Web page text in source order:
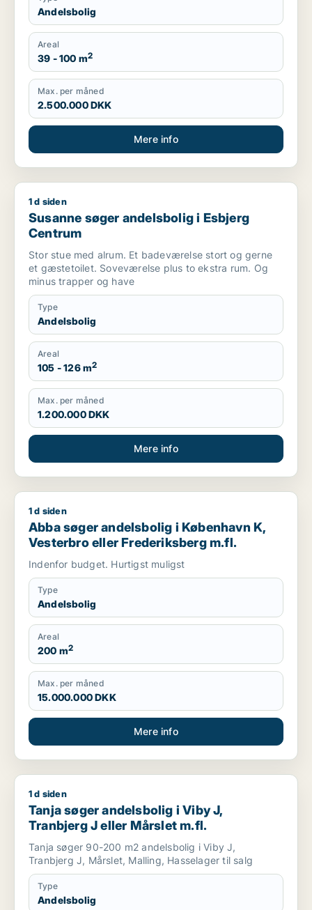
Andelsbolig
Areal
39 - 100 m2
Max. per måned
2.500.000 DKK
Mere info
Susanne søger andelsbolig i Esbjerg Centrum
1 d siden
Susanne søger andelsbolig i Esbjerg
Centrum
Stor stue med alrum. Et badeværelse stort og gerne
et gæstetoilet. Soveværelse plus to ekstra rum. Og
minus trapper og have
Type
Andelsbolig
Areal
105 - 126 m2
Max. per måned
1.200.000 DKK
Mere info
Abba søger andelsbolig i København K, Vesterbro eller
1 d siden
Abba søger andelsbolig i København K,
Vesterbro eller Frederiksberg m.fl.
Indenfor budget. Hurtigst muligst
Type
Andelsbolig
Areal
200 m2
Max. per måned
15.000.000 DKK
Mere info
Tanja søger andelsbolig i Viby J, Tranbjerg J eller Mårslet
1 d siden
Tanja søger andelsbolig i Viby J,
Tranbjerg J eller Mårslet m.fl.
Tanja søger 90-200 m2 andelsbolig i Viby J,
Tranbjerg J, Mårslet, Malling, Hasselager til salg
Type
Andelsbolig